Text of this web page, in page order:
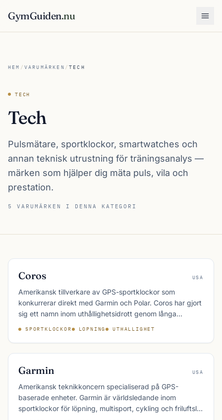
GymGuiden.nu
HEM / VARUMÄRKEN /TECH
TECH
Tech
Pulsmätare, sportklockor, smartwatches och
annan teknisk utrustning för träningsanalys —
märken som hjälper dig mäta puls, vila och
prestation.
5 VARUMÄRKEN I DENNA KATEGORI
Coros USA
Amerikansk tillverkare av GPS-sportklockor som
konkurrerar direkt med Garmin och Polar. Coros har gjort
sig ett namn inom uthållighetsidrott genom långa
SPORTKLOCKOR LOPNING UTHALLIGHET
Garmin USA
Amerikansk teknikkoncern specialiserad på GPS-
baserade enheter. Garmin är världsledande inom
sportklockor för löpning, multisport, cykling och friluftsliv